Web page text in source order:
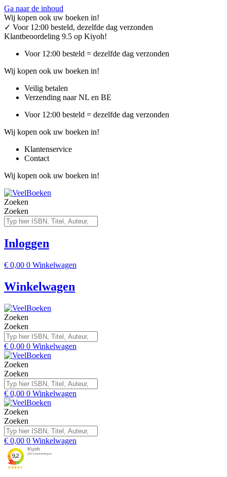
Ga naar de inhoud
Wij kopen ook uw boeken in!
✓ Voor 12:00 besteld, dezelfde dag verzonden
Klantbeoordeling 9.5 op Kiyoh!
Voor 12:00 besteld = dezelfde dag verzonden
Wij kopen ook uw boeken in!
Veilig betalen
Verzending naar NL en BE
Voor 12:00 besteld = dezelfde dag verzonden
Wij kopen ook uw boeken in!
Klantenservice
Contact
Wij kopen ook uw boeken in!
Zoeken
Zoeken
Inloggen
€ 0,00 0 Winkelwagen
Winkelwagen
Zoeken
Zoeken
€ 0,00 0 Winkelwagen
Zoeken
Zoeken
€ 0,00 0 Winkelwagen
Zoeken
Zoeken
€ 0,00 0 Winkelwagen